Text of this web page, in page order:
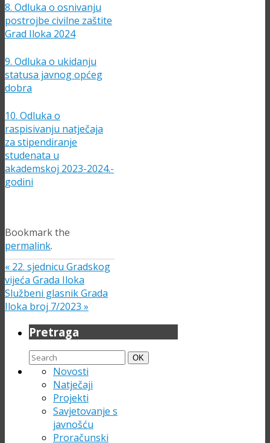
8. Odluka o osnivanju
postrojbe civilne zaštite
Grad Iloka 2024
9. Odluka o ukidanju
statusa javnog općeg
dobra
10. Odluka o
raspisivanju natječaja
za stipendiranje
studenata u
akademskoj 2023-2024.-
godini
Bookmark the
permalink.
« 22. sjednicu Gradskog
vijeća Grada Iloka
Službeni glasnik Grada
Iloka broj 7/2023 »
Pretraga
Search
for:
Search
OK
Novosti
Natječaji
Projekti
Savjetovanje s
javnošću
Proračunski